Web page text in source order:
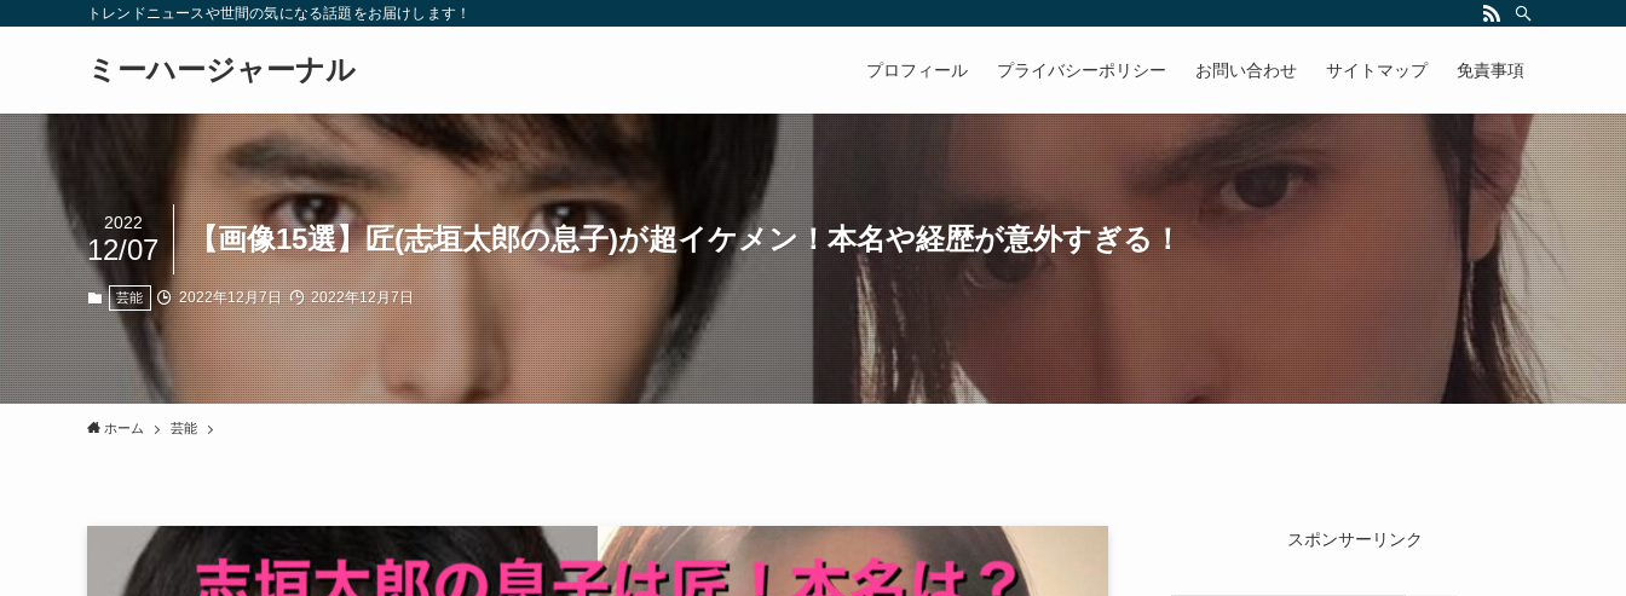
トレンドニュースや世間の気になる話題をお届けします！
ミーハージャーナル プロフィール プライバシーポリシー お問い合わせ サイトマップ 免責事項
【画像15選】匠(志垣太郎の息子)が超イケメン！本名や経歴が意外すぎる！
2022
12/07
芸能 2022年12月7日 2022年12月7日
ホーム 芸能
スポンサーリンク